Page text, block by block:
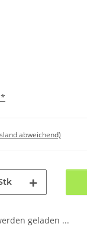
abweichend)
geladen ...